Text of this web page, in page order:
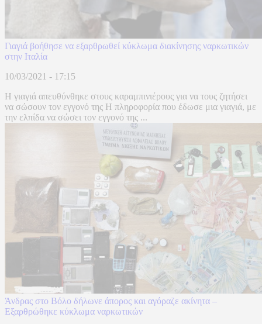
Γιαγιά βοήθησε να εξαρθρωθεί κύκλωμα διακίνησης ναρκωτικών
στην Ιταλία
10/03/2021 - 17:15
Η γιαγιά απευθύνθηκε στους καραμπινιέρους για να τους ζητήσει
να σώσουν τον εγγονό της H πληροφορία που έδωσε μια γιαγιά, με
την ελπίδα να σώσει τον εγγονό της ...
Άνδρας στο Βόλο δήλωνε άπορος και αγόραζε ακίνητα –
Εξαρθρώθηκε κύκλωμα ναρκωτικών